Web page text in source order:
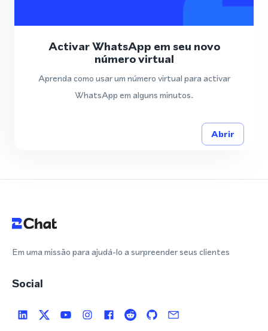
Activar WhatsApp em seu novo
número virtual
Aprenda como usar um número virtual para activar
WhatsApp em alguns minutos.
Abrir
Em uma missão para ajudá-lo a surpreender seus clientes
Social